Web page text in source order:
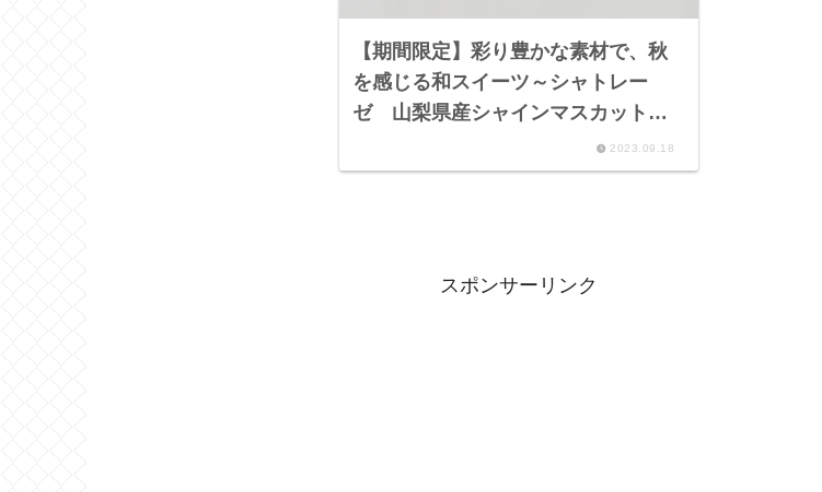
【期間限定】彩り豊かな素材で、秋
を感じる和スイーツ～シャトレー
ゼ 山梨県産シャインマスカットの
2023.09.18
スポンサーリンク